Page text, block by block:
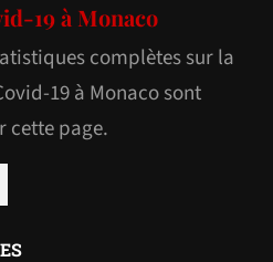
19 à Monaco
complètes sur la
19 à Monaco sont
cette page.